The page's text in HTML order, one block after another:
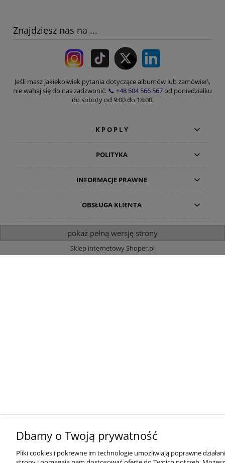
Znajdziesz nas na ...
Jeśli masz jakiekolwiek pytania dotyczące albumów lub zamówień,
nie wahaj się do nas zadzwonić: 📞 +48 504 566 567od poniedziałku
do soboty od 9:00 do 18:00.
K P O P L Y
POLITYKA
INFORMACJE PRAWNE
OBSŁUGA KLIENTA
pokaż pełną wersję strony
Sklep internetowy Shoper.pl
Dbamy o Twoją prywatność
Pliki cookies i pokrewne im technologie umożliwiają poprawne